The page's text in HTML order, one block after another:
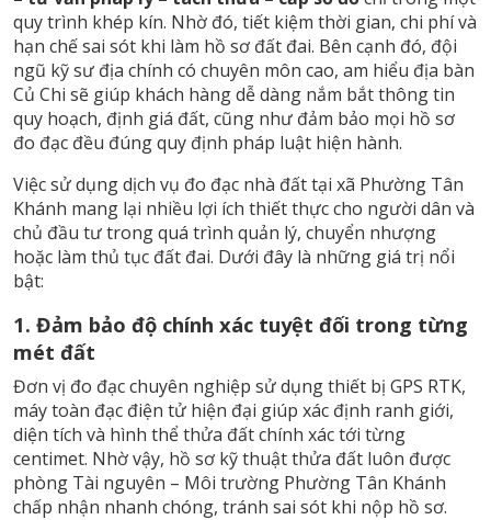
quy trình khép kín. Nhờ đó, tiết kiệm thời gian, chi phí và
hạn chế sai sót khi làm hồ sơ đất đai. Bên cạnh đó, đội
ngũ kỹ sư địa chính có chuyên môn cao, am hiểu địa bàn
Củ Chi sẽ giúp khách hàng dễ dàng nắm bắt thông tin
quy hoạch, định giá đất, cũng như đảm bảo mọi hồ sơ
đo đạc đều đúng quy định pháp luật hiện hành.
Việc sử dụng dịch vụ đo đạc nhà đất tại xã Phường Tân
Khánh mang lại nhiều lợi ích thiết thực cho người dân và
chủ đầu tư trong quá trình quản lý, chuyển nhượng
hoặc làm thủ tục đất đai. Dưới đây là những giá trị nổi
bật:
1. Đảm bảo độ chính xác tuyệt đối trong từng
mét đất
Đơn vị đo đạc chuyên nghiệp sử dụng thiết bị GPS RTK,
máy toàn đạc điện tử hiện đại giúp xác định ranh giới,
diện tích và hình thể thửa đất chính xác tới từng
centimet. Nhờ vậy, hồ sơ kỹ thuật thửa đất luôn được
phòng Tài nguyên – Môi trường Phường Tân Khánh
chấp nhận nhanh chóng, tránh sai sót khi nộp hồ sơ.